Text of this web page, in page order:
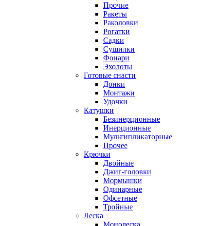
Прочие
Ракеты
Раколовки
Рогатки
Садки
Сушилки
Фонари
Эхолоты
Готовые снасти
Донки
Монтажи
Удочки
Катушки
Безинерционные
Инерционные
Мультипликаторные
Прочее
Крючки
Двойные
Джиг-головки
Мормышки
Одинарные
Офсетные
Тройные
Леска
Монолеска